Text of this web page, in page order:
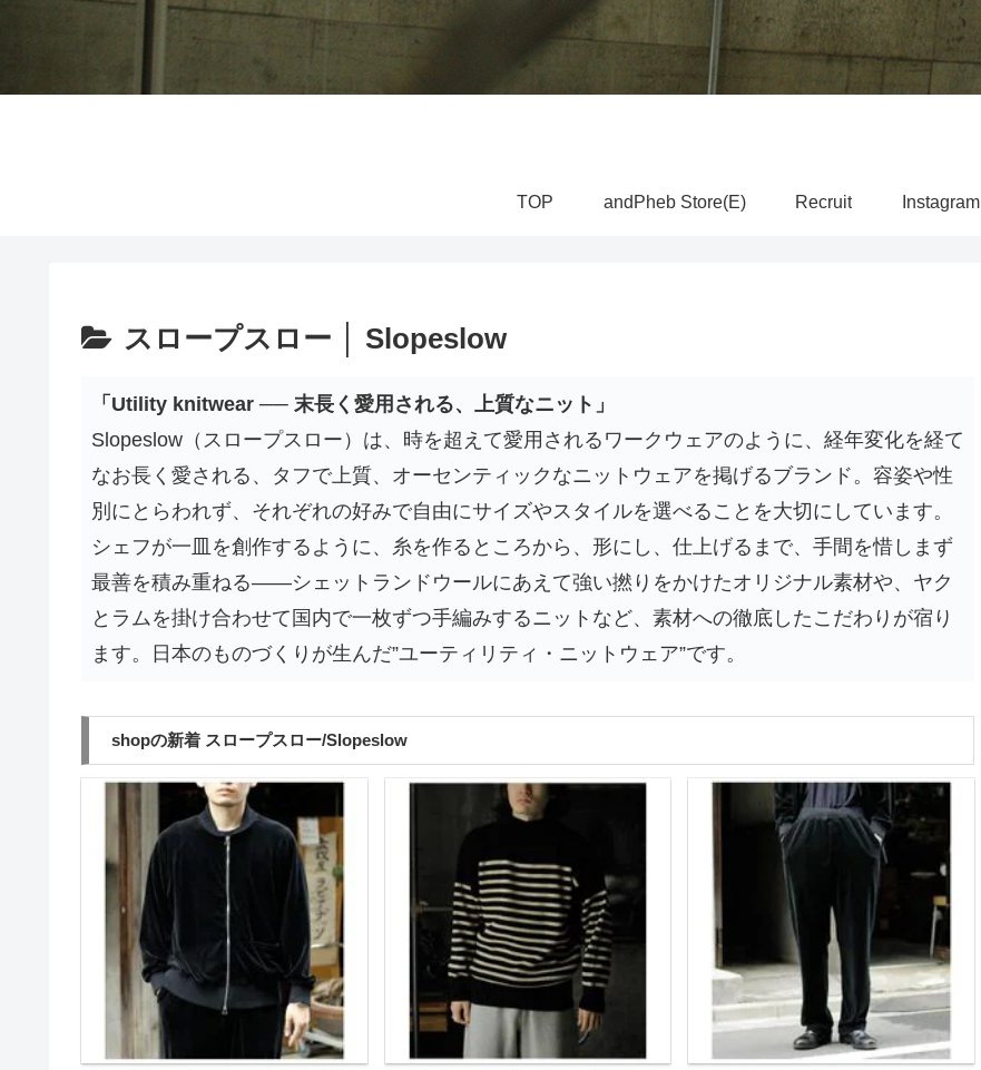
TOP andPheb Store(E) Recruit Instagram
スロープスロー │ Slopeslow
「Utility knitwear ── 末長く愛用される、上質なニット」
Slopeslow（スロープスロー）は、時を超えて愛用されるワークウェアのように、経年変化を経て
なお長く愛される、タフで上質、オーセンティックなニットウェアを掲げるブランド。容姿や性
別にとらわれず、それぞれの好みで自由にサイズやスタイルを選べることを大切にしています。
シェフが一皿を創作するように、糸を作るところから、形にし、仕上げるまで、手間を惜しまず
最善を積み重ねる——シェットランドウールにあえて強い撚りをかけたオリジナル素材や、ヤク
とラムを掛け合わせて国内で一枚ずつ手編みするニットなど、素材への徹底したこだわりが宿り
ます。日本のものづくりが生んだ”ユーティリティ・ニットウェア”です。
shopの新着 スロープスロー/Slopeslow